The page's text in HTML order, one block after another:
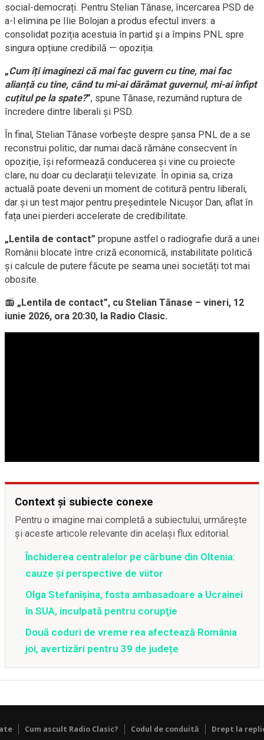
social-democrați. Pentru Stelian Tănase, încercarea PSD de
a-l elimina pe Ilie Bolojan a produs efectul invers: a
consolidat poziția acestuia în partid și a împins PNL spre
singura opțiune credibilă — opoziția.
„Cum îți imaginezi că mai fac guvern cu tine, mai fac
alianță cu tine, când tu mi-ai dărâmat guvernul, mi-ai înfipt
cuțitul pe la spate?”, spune Tănase, rezumând ruptura de
încredere dintre liberali și PSD.
În final, Stelian Tănase vorbește despre șansa PNL de a se
reconstrui politic, dar numai dacă rămâne consecvent în
opoziție, își reformează conducerea și vine cu proiecte
clare, nu doar cu declarații televizate. În opinia sa, criza
actuală poate deveni un moment de cotitură pentru liberali,
dar și un test major pentru președintele Nicușor Dan, aflat în
fața unei pierderi accelerate de credibilitate.
„Lentila de contact” propune astfel o radiografie dură a unei
Românii blocate între criză economică, instabilitate politică
și calcule de putere făcute pe seama unei societăți tot mai
obosite.
📻 „Lentila de contact”, cu Stelian Tănase – vineri, 12
iunie 2026, ora 20:30, la Radio Clasic.
Context și subiecte conexe
Pentru o imagine mai completă a subiectului, urmărește
și aceste articole relevante din același flux editorial.
Închiderea centralelor pe cărbune din Oltenia:
cauze și perspective de viitor
Olga Stefanîşina, fosta ambasadoare a Ucrainei
în SUA, inculpată pentru corupţie
Două coduri de vreme rea afectează România
joi, avertizări pentru 39 de județe
Cum ascult Radio Clasic? Codul de conduită Drept la